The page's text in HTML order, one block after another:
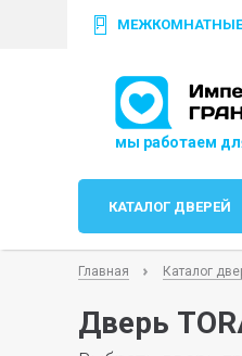
+7 (812) 640
КАТАЛОГ ДВЕРЕЙ
Главная Каталог
Дверь